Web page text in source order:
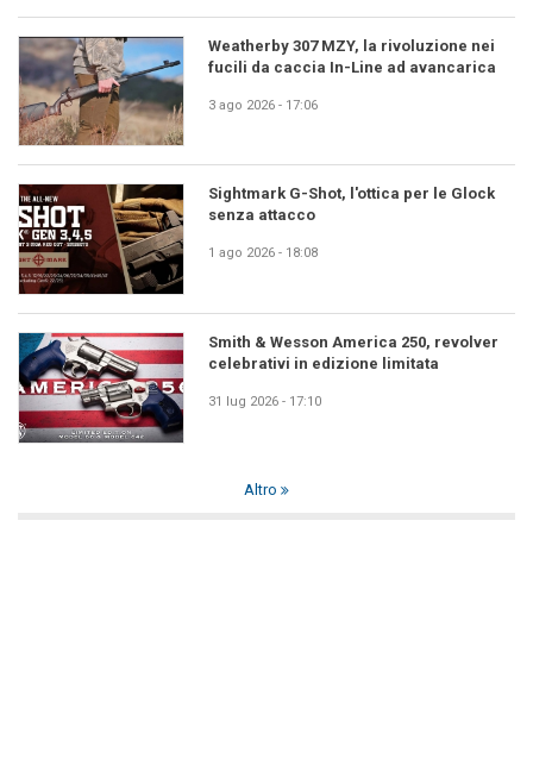
Weatherby 307 MZY, la rivoluzione nei
fucili da caccia In-Line ad avancarica
3 ago 2026 - 17:06
Sightmark G-Shot, l'ottica per le Glock
senza attacco
1 ago 2026 - 18:08
Smith & Wesson America 250, revolver
celebrativi in edizione limitata
31 lug 2026 - 17:10
Altro